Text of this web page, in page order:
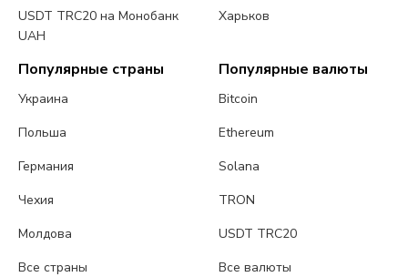
USDT TRC20 на Монобанк
UAH
Харьков
Популярные страны
Украина
Польша
Германия
Чехия
Молдова
Все страны
Популярные валюты
Bitcoin
Ethereum
Solana
TRON
USDT TRC20
Все валюты